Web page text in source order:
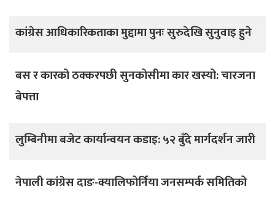
कांग्रेस आधिकारिकताका मुद्दामा पुनः सुरुदेखि सुनुवाइ हुने
बस र कारको ठक्करपछी सुनकोसीमा कार खस्यो: चारजना
बेपत्ता
लुम्बिनीमा बजेट कार्यान्वयन कडाइ: ५२ बुँदे मार्गदर्शन जारी
नेपाली कांग्रेस दाङ-क्यालिफोर्निया जनसम्पर्क समितिको